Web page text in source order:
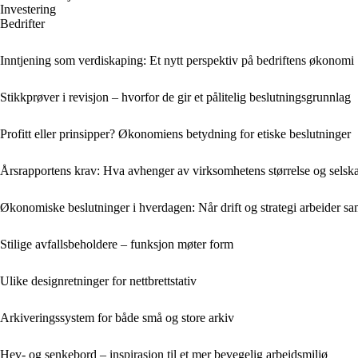
Investering
Bedrifter
Inntjening som verdiskaping: Et nytt perspektiv på bedriftens økonomi
Stikkprøver i revisjon – hvorfor de gir et pålitelig beslutningsgrunnlag
Profitt eller prinsipper? Økonomiens betydning for etiske beslutninger
Årsrapportens krav: Hva avhenger av virksomhetens størrelse og
Økonomiske beslutninger i hverdagen: Når drift og strategi arbeider
Stilige avfallsbeholdere – funksjon møter form
Ulike designretninger for nettbrettstativ
Arkiveringssystem for både små og store arkiv
Hev- og senkebord – inspirasjon til et mer bevegelig arbeidsmiljø